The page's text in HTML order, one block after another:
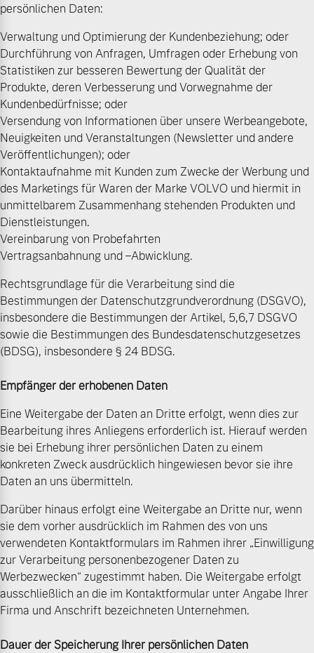
persönlichen Daten:
Verwaltung und Optimierung der Kundenbeziehung; oder
Durchführung von Anfragen, Umfragen oder Erhebung von
Statistiken zur besseren Bewertung der Qualität der
Produkte, deren Verbesserung und Vorwegnahme der
Kundenbedürfnisse; oder
Versendung von Informationen über unsere Werbeangebote,
Neuigkeiten und Veranstaltungen (Newsletter und andere
Veröffentlichungen); oder
Kontaktaufnahme mit Kunden zum Zwecke der Werbung und
des Marketings für Waren der Marke VOLVO und hiermit in
unmittelbarem Zusammenhang stehenden Produkten und
Dienstleistungen.
Vereinbarung von Probefahrten
Vertragsanbahnung und –Abwicklung.
Rechtsgrundlage für die Verarbeitung sind die
Bestimmungen der Datenschutzgrundverordnung (DSGVO),
insbesondere die Bestimmungen der Artikel, 5,6,7 DSGVO
sowie die Bestimmungen des Bundesdatenschutzgesetzes
(BDSG), insbesondere § 24 BDSG.
Empfänger der erhobenen Daten
Eine Weitergabe der Daten an Dritte erfolgt, wenn dies zur
Bearbeitung ihres Anliegens erforderlich ist. Hierauf werden
sie bei Erhebung ihrer persönlichen Daten zu einem
konkreten Zweck ausdrücklich hingewiesen bevor sie ihre
Daten an uns übermitteln.
Darüber hinaus erfolgt eine Weitergabe an Dritte nur, wenn
sie dem vorher ausdrücklich im Rahmen des von uns
verwendeten Kontaktformulars im Rahmen ihrer „Einwilligung
zur Verarbeitung personenbezogener Daten zu
Werbezwecken“ zugestimmt haben. Die Weitergabe erfolgt
ausschließlich an die im Kontaktformular unter Angabe Ihrer
Firma und Anschrift bezeichneten Unternehmen.
Dauer der Speicherung Ihrer persönlichen Daten